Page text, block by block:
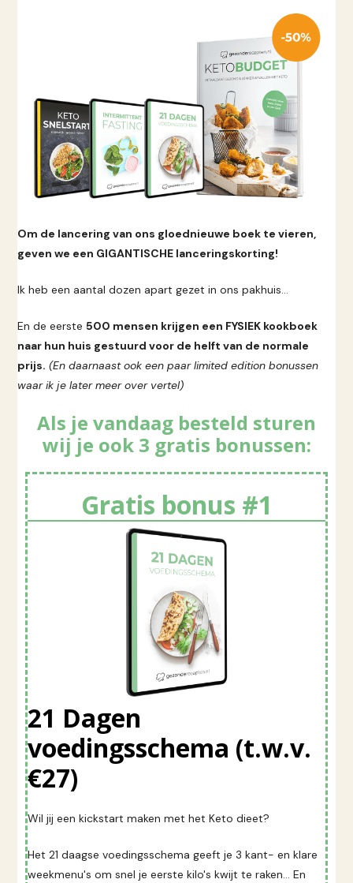
Om de lancering van ons gloednieuwe boek te vieren,
geven we een GIGANTISCHE lanceringskorting!
Ik heb een aantal dozen apart gezet in ons pakhuis…
En de eerste500 mensen krijgen een FYSIEK kookboek
naar hun huis gestuurd voor de helft van de normale
prijs. (En daarnaast ook een paar limited edition bonussen
waar ik je later meer over vertel)
Als je vandaag besteld sturen
wij je ook 3 gratis bonussen:
Gratis bonus #1
21 Dagen
voedingsschema (t.w.v.
€27)
Wil jij een kickstart maken met het Keto dieet?
Het 21 daagse voedingsschema geeft je 3 kant- en klare
weekmenu's om snel je eerste kilo's kwijt te raken... En